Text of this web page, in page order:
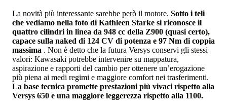
La novità più interessante sarebbe però il motore. Sotto i teli
che vediamo nella foto di Kathleen Starke si riconosce il
quattro cilindri in linea da 948 cc della Z900 (quasi certo),
capace sulla naked di 124 CV di potenza e 97 Nm di coppia
massima . Non è detto che la futura Versys conservi gli stessi
valori: Kawasaki potrebbe intervenire su mappatura,
aspirazione e rapporti del cambio per ottenere un’erogazione
più piena ai medi regimi e maggiore comfort nei trasferimenti.
La base tecnica promette prestazioni più vivaci rispetto alla
Versys 650 e una maggiore leggerezza rispetto alla 1100.